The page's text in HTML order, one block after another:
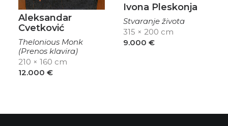
Aleksandar
Cvetković
Thelonious Monk
(Prenos klavira)
210 × 160 cm
12.000 €
Ivona Pleskonja
Stvaranje života
315 × 200 cm
9.000 €